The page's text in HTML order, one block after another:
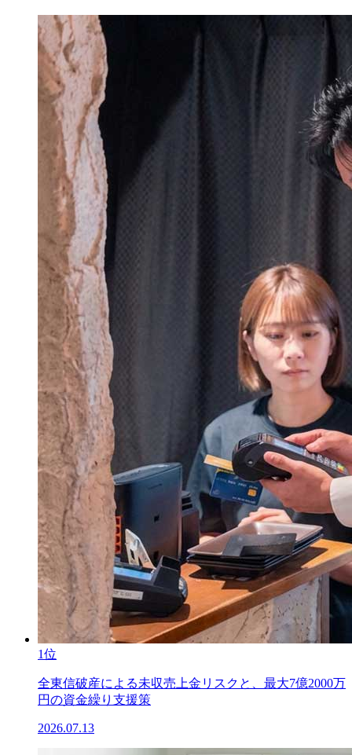
1位
全東信破産による未収売上金リスクと、最大7億2000万
円の資金繰り支援策
2026.07.13